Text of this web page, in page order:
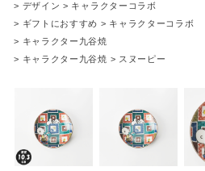
> デザイン > キャラクターコラボ
> ギフトにおすすめ > キャラクターコラボ
> キャラクター九谷焼
> キャラクター九谷焼 > スヌーピー